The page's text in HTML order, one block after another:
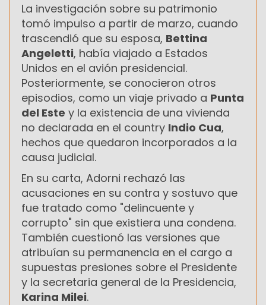
La investigación sobre su patrimonio
tomó impulso a partir de marzo, cuando
trascendió que su esposa, Bettina
Angeletti, había viajado a Estados
Unidos en el avión presidencial.
Posteriormente, se conocieron otros
episodios, como un viaje privado a Punta
del Este y la existencia de una vivienda
no declarada en el country Indio Cua,
hechos que quedaron incorporados a la
causa judicial.
En su carta, Adorni rechazó las
acusaciones en su contra y sostuvo que
fue tratado como "delincuente y
corrupto" sin que existiera una condena.
También cuestionó las versiones que
atribuían su permanencia en el cargo a
supuestas presiones sobre el Presidente
y la secretaria general de la Presidencia,
Karina Milei.